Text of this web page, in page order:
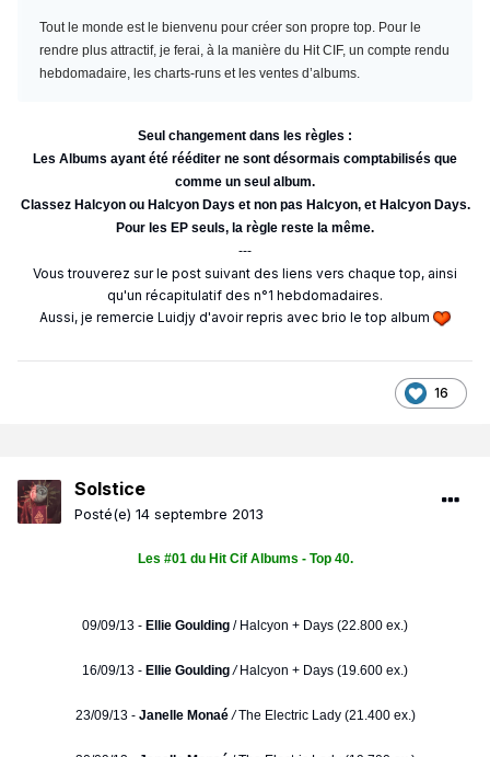
Tout le monde est le bienvenu pour créer son propre top. Pour le
rendre plus attractif, je ferai, à la manière du Hit CIF, un compte rendu
hebdomadaire, les charts-runs et les ventes d’albums.
Seul changement dans les règles :
Les Albums ayant été rééditer ne sont désormais comptabilisés que
comme un seul album.
Classez Halcyon ou Halcyon Days et non pas Halcyon, et Halcyon Days.
Pour les EP seuls, la règle reste la même.
---
Vous trouverez sur le post suivant des liens vers chaque top, ainsi
qu'un récapitulatif des n°1 hebdomadaires.
Aussi, je remercie Luidjy d'avoir repris avec brio le top album
16
Solstice
Posté(e) 14 septembre 2013
Les #01 du Hit Cif Albums - Top 40.
09/09/13 - Ellie Goulding / Halcyon + Days (22.800 ex.)
16/09/13 - Ellie Goulding /Halcyon + Days (19.600 ex.)
23/09/13 - Janelle Monaé /The Electric Lady (21.400 ex.)